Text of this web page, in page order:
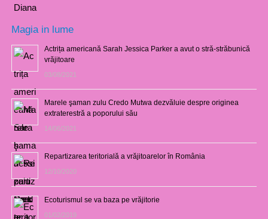
Magia in lume
Actrița americană Sarah Jessica Parker a avut o stră-străbunică
vrăjitoare
03/08/2021
Marele şaman zulu Credo Mutwa dezvăluie despre originea
extraterestră a poporului său
14/06/2021
Repartizarea teritorială a vrăjitoarelor în România
12/10/2020
Ecoturismul se va baza pe vrăjitorie
01/02/2019